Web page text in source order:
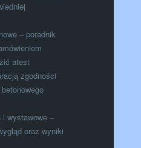
– poradnik
atest
zgodności
i wystawowe –
oraz wyniki